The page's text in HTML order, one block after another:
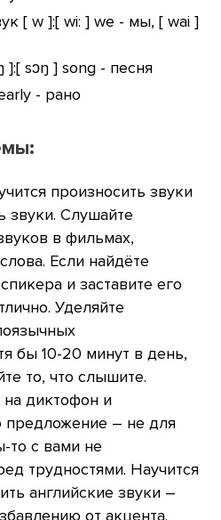
[ w ]:[ wi: ] we - мы, [ wai ]
]:[ sɔŋ ] song - песня
- рано
произносить звуки
звуки. Слушайте
в фильмах,
Если найдёте
и заставите его
Уделяйте
бы 10-20 минут в день,
то, что слышите.
диктофон и
предложение – не для
то с вами не
трудностями. Научится
английские звуки –
от акцента.